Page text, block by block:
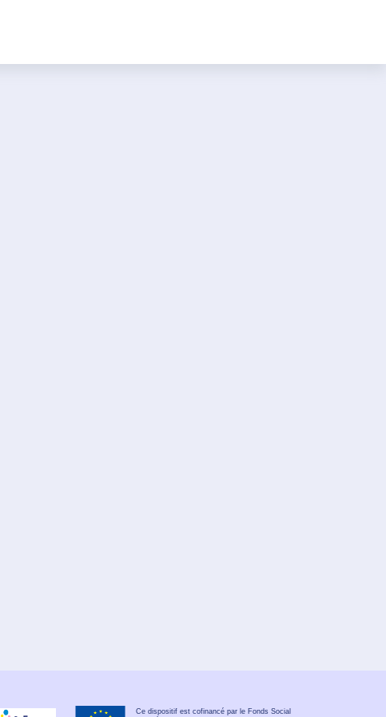
Ce dispositif est cofinancé par le Fonds Social